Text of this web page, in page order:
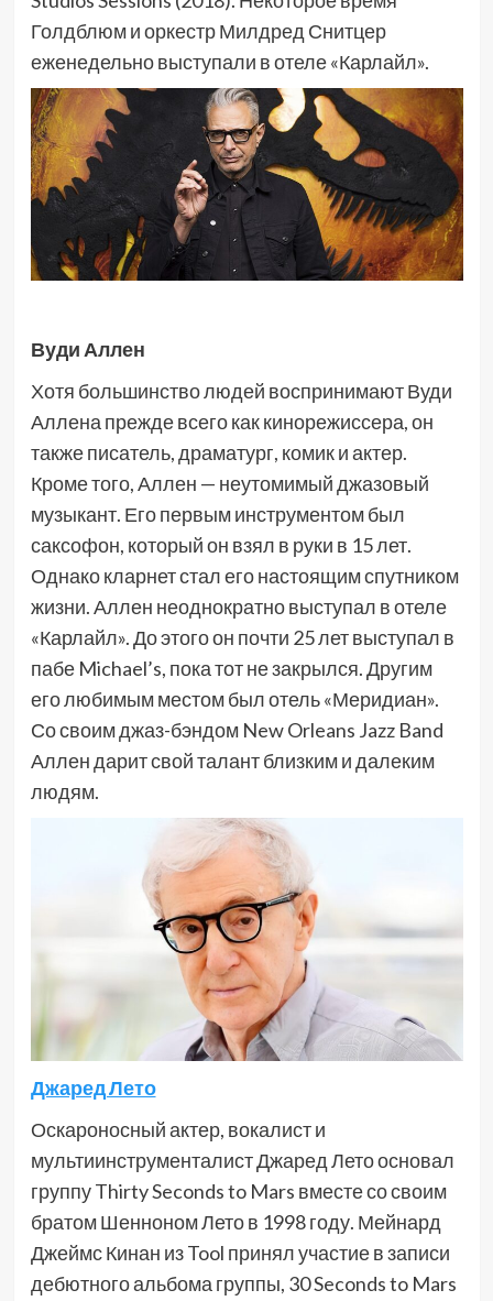
Голдблюм и оркестр Милдред Снитцер
еженедельно выступали в отеле «Карлайл».
Вуди Аллен
Хотя большинство людей воспринимают Вуди
Аллена прежде всего как кинорежиссера, он
также писатель, драматург, комик и актер.
Кроме того, Аллен — неутомимый джазовый
музыкант. Его первым инструментом был
саксофон, который он взял в руки в 15 лет.
Однако кларнет стал его настоящим спутником
жизни. Аллен неоднократно выступал в отеле
«Карлайл». До этого он почти 25 лет выступал в
пабе Michael’s, пока тот не закрылся. Другим
его любимым местом был отель «Меридиан».
Со своим джаз-бэндом New Orleans Jazz Band
Аллен дарит свой талант близким и далеким
людям.
Джаред Лето
Оскароносный актер, вокалист и
мультиинструменталист Джаред Лето основал
группу Thirty Seconds to Mars вместе со своим
братом Шенноном Лето в 1998 году. Мейнард
Джеймс Кинан из Tool принял участие в записи
дебютного альбома группы, 30 Seconds to Mars